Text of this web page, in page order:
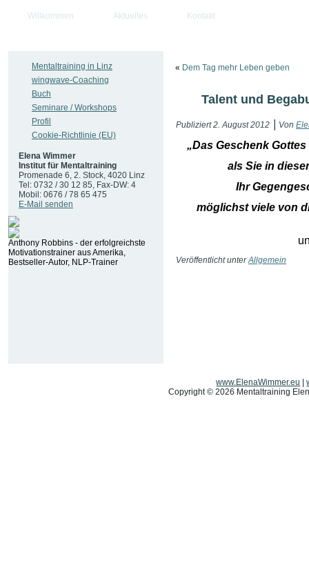
Willkommen Aktuelles Kontakt
Mentaltraining in Linz
wingwave-Coaching
Buch
Seminare / Workshops
Profil
Cookie-Richtlinie (EU)
Elena Wimmer
Institut für Mentaltraining
Promenade 6, 2. Stock, 4020 Linz
Tel: 0732 / 30 12 85, Fax-DW: 4
Mobil: 0676 / 78 65 475
E-Mail senden
Anthony Robbins - der erfolgreichste
Motivationstrainer aus Amerika,
Bestseller-Autor, NLP-Trainer
« Dem Tag mehr Leben geben
Talent und
Publiziert 2. August 2012 Von
„Das Geschenk
als Sie in
Ihr
möglichst viele von
Veröffentlicht unter Allgemein
www.ElenaWimmer.eu |
Copyright © 2026 Mentaltraining